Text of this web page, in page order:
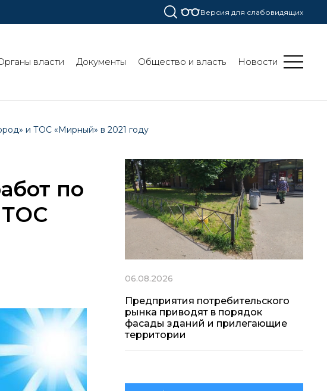
Версия для слабовидящих
власти Документы Общество и власть Новости
и ТОС «Мирный» в 2021 году
по
ТОС
06.08.2026
Предприятия потребительского
рынка приводят в порядок
фасады зданий и прилегающие
территории